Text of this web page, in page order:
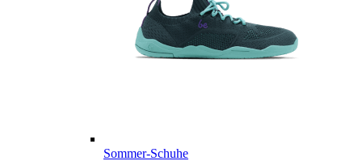
Sommer-Schuhe